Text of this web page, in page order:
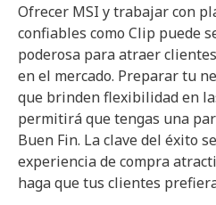
Ofrecer MSI y trabajar con
confiables como Clip puede
poderosa para atraer
en el mercado. Preparar tu
que brinden flexibilidad en
permitirá que tengas una
Buen Fin. La clave del éxito
experiencia de compra
haga que tus clientes